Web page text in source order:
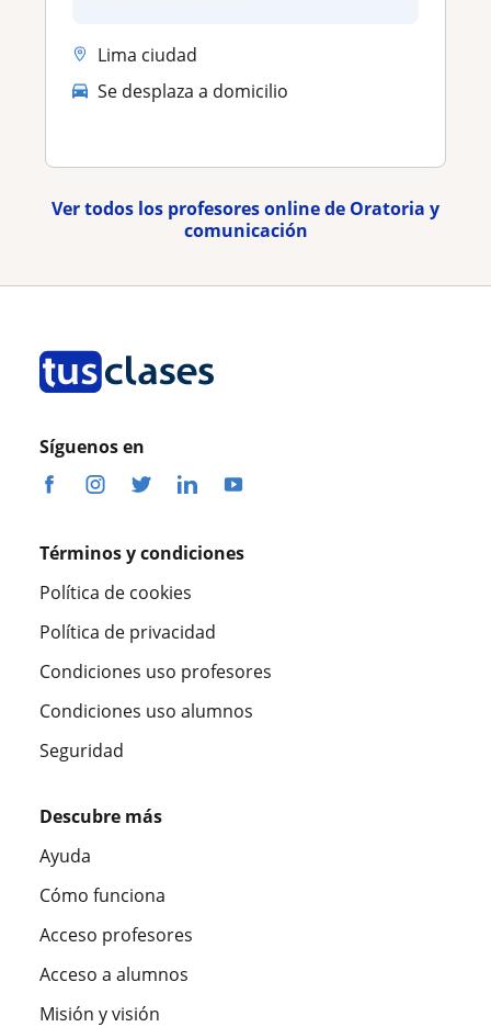
Lima ciudad
Se desplaza a domicilio
Ver todos los profesores online de Oratoria y
comunicación
Síguenos en
Términos y condiciones
Política de cookies
Política de privacidad
Condiciones uso profesores
Condiciones uso alumnos
Seguridad
Descubre más
Ayuda
Cómo funciona
Acceso profesores
Acceso a alumnos
Misión y visión